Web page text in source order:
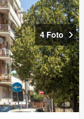
4 Foto